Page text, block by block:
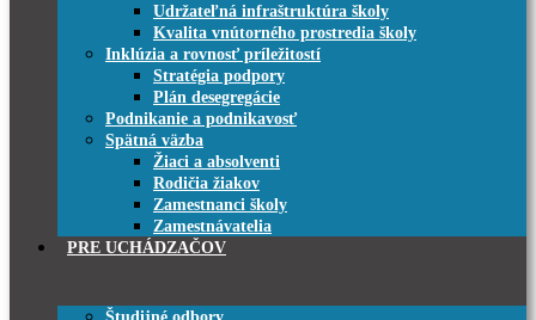
Udržateľná infraštruktúra školy
Kvalita vnútorného prostredia školy
Inklúzia a rovnosť príležitostí
Stratégia podpory
Plán desegregácie
Podnikanie a podnikavosť
Spätná väzba
Žiaci a absolventi
Rodičia žiakov
Zamestnanci školy
Zamestnávatelia
PRE UCHÁDZAČOV